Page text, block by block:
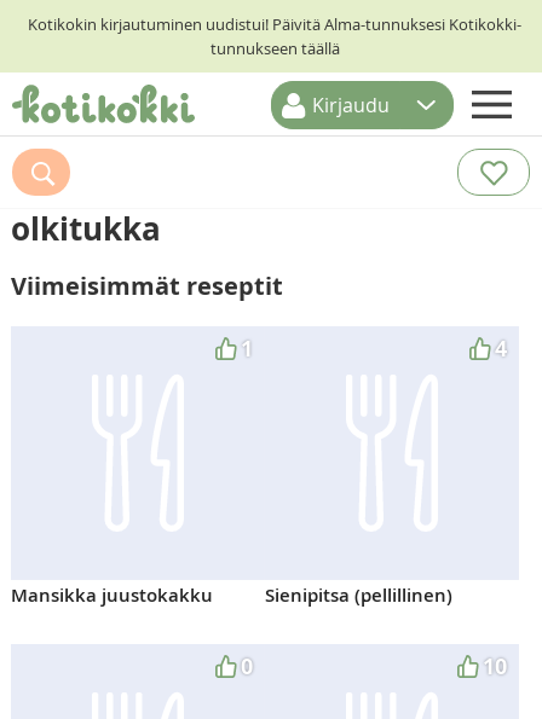
Kotikokin kirjautuminen uudistui! Päivitä Alma-tunnuksesi Kotikokki-
tunnukseen täällä
ETUSIVU
RESEPTIHAKU
RUOKATEEMAT
KESKUSTELUT
Kirjaudu
olkitukka
Viimeisimmät reseptit
1
Mansikka juustokakku
4
Sienipitsa (pellillinen)
0 10